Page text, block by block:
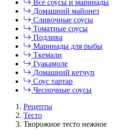
Все соусы и маринады
Домашний майонез
Сливочные соусы
Томатные соусы
Подлива
Маринады для рыбы
Ткемали
Гуакамоле
Домашний кетчуп
Соус тартар
Чесночные соусы
Рецепты
Тесто
Творожное тесто нежное